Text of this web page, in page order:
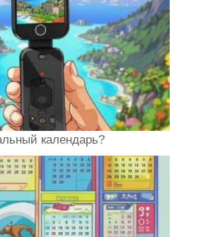
календарь?